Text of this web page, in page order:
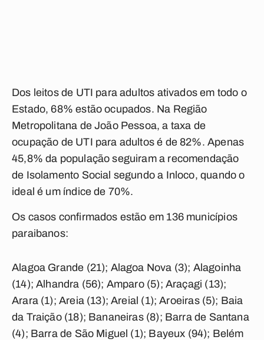
Dos leitos de UTI para adultos ativados em todo o
Estado, 68% estão ocupados. Na Região
Metropolitana de João Pessoa, a taxa de
ocupação de UTI para adultos é de 82%. Apenas
45,8% da população seguiram a recomendação
de Isolamento Social segundo a Inloco, quando o
ideal é um índice de 70%.
Os casos confirmados estão em 136 municípios
paraibanos:
Alagoa Grande (21); Alagoa Nova (3); Alagoinha
(14); Alhandra (56); Amparo (5); Araçagi (13);
Arara (1); Areia (13); Areial (1); Aroeiras (5); Baia
da Traição (18); Bananeiras (8); Barra de Santana
(4); Barra de São Miguel (1); Bayeux (94); Belém